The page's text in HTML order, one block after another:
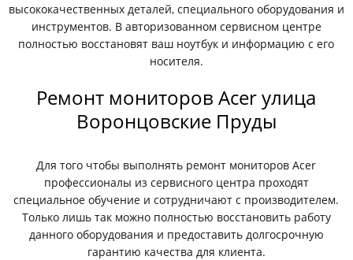
высококачественных деталей, специального оборудования и
инструментов. В авторизованном сервисном центре
полностью восстановят ваш ноутбук и информацию с его
носителя.
Ремонт мониторов Acer улица
Воронцовские Пруды
Для того чтобы выполнять ремонт мониторов Acer
профессионалы из сервисного центра проходят
специальное обучение и сотрудничают с производителем.
Только лишь так можно полностью восстановить работу
данного оборудования и предоставить долгосрочную
гарантию качества для клиента.